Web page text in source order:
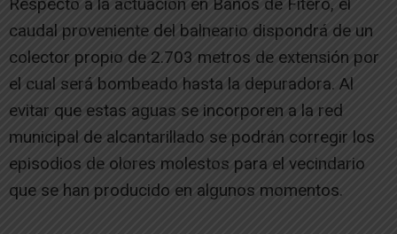
caudal proveniente del balneario dispondrá de un
colector propio de 2.703 metros de extensión por
el cual será bombeado hasta la depuradora. Al
evitar que estas aguas se incorporen a la red
municipal de alcantarillado se podrán corregir los
episodios de olores molestos para el vecindario
que se han producido en algunos momentos.